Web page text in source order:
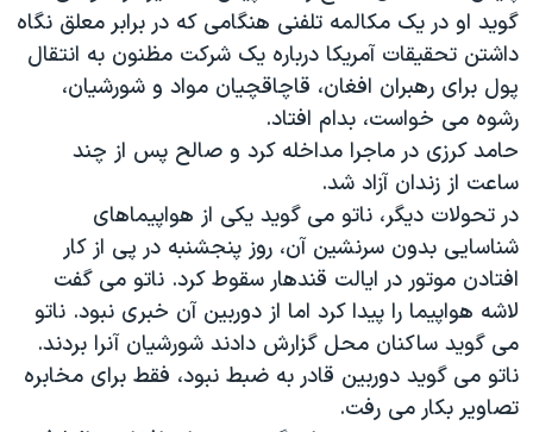
گوید او در یک مکالمه تلفنی هنگامی که در برابر معلق نگاه
داشتن تحقیقات آمریکا درباره یک شرکت مظنون به انتقال
پول برای رهبران افغان، قاچاقچیان مواد و شورشیان،
رشوه می خواست، بدام افتاد.
حامد کرزی در ماجرا مداخله کرد و صالح پس از چند
ساعت از زندان آزاد شد.
در تحولات دیگر، ناتو می گوید یکی از هواپیماهای
شناسایی بدون سرنشین آن، روز پنجشنبه در پی از کار
افتادن موتور در ایالت قندهار سقوط کرد. ناتو می گفت
لاشه هواپیما را پیدا کرد اما از دوربین آن خبری نبود. ناتو
می گوید ساکنان محل گزارش دادند شورشیان آنرا بردند.
ناتو می گوید دوربین قادر به ضبط نبود، فقط برای مخابره
تصاویر بکار می رفت.